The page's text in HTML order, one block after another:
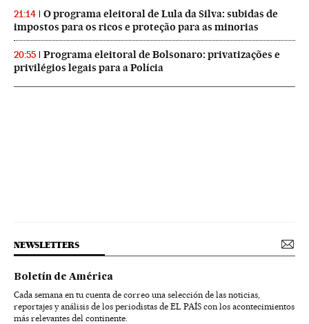
21:14
O programa eleitoral de Lula da Silva: subidas de
impostos para os ricos e proteção para as minorias
20:55
Programa eleitoral de Bolsonaro: privatizações e
privilégios legais para a Polícia
NEWSLETTERS
Boletín de América
Cada semana en tu cuenta de correo una selección de las noticias,
reportajes y análisis de los periodistas de EL PAÍS con los acontecimientos
más relevantes del continente.